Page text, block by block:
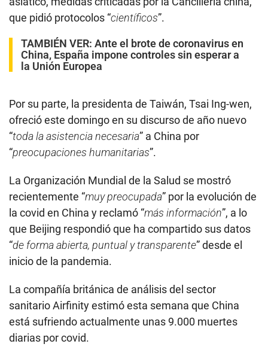
que pidió protocolos “científicos”.
TAMBIÉN VER: Ante el brote de coronavirus en
China, España impone controles sin esperar a
la Unión Europea
Por su parte, la presidenta de Taiwán, Tsai Ing-wen,
ofreció este domingo en su discurso de año nuevo
“toda la asistencia necesaria” a China por
“preocupaciones humanitarias”.
La Organización Mundial de la Salud se mostró
recientemente “muy preocupada” por la evolución de
la covid en China y reclamó “más información”, a lo
que Beijing respondió que ha compartido sus datos
“de forma abierta, puntual y transparente” desde el
inicio de la pandemia.
La compañía británica de análisis del sector
sanitario Airfinity estimó esta semana que China
está sufriendo actualmente unas 9.000 muertes
diarias por covid.